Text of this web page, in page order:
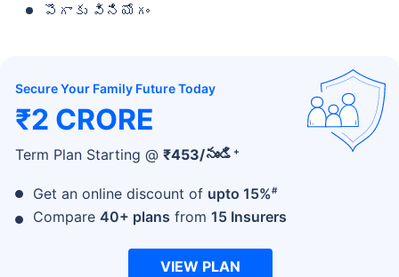
పొగాకు వినియోగం
Secure Your Family Future Today
₹2 CRORE
Term Plan Starting @ ₹453/నుండి +
Get an online discount of upto 15%#
Compare 40+ plans from 15 Insurers
VIEW PLAN